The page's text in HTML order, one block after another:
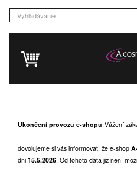
Ukončení provozu e-shopu Vážení
dovolujeme si vás informovat, že e-shop
dni 15.5.2026. Od tohoto data již není